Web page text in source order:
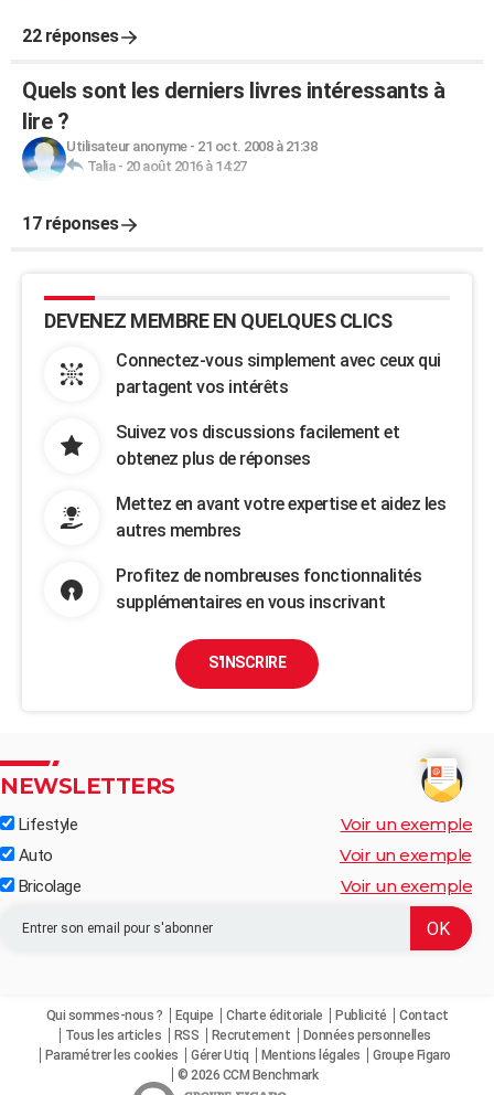
22 réponses
Quels sont les derniers livres intéressants à
lire ?
Utilisateur anonyme- 21 oct. 2008 à 21:38
Talia- 20 août 2016 à 14:27
17 réponses
DEVENEZ MEMBRE EN QUELQUES CLICS
Connectez-vous simplement avec ceux qui
partagent vos intérêts
Suivez vos discussions facilement et
obtenez plus de réponses
Mettez en avant votre expertise et aidez les
autres membres
Profitez de nombreuses fonctionnalités
supplémentaires en vous inscrivant
S'INSCRIRE
NEWSLETTERS
Lifestyle Voir un exemple
Auto Voir un exemple
Bricolage Voir un exemple
Qui sommes-nous ? Equipe Charte éditoriale Publicité
Contact
Tous les articles
RSS Recrutement
Données personnelles
Paramétrer les cookies
Gérer Utiq Mentions légales
Groupe Figaro
© 2026 CCM Benchmark